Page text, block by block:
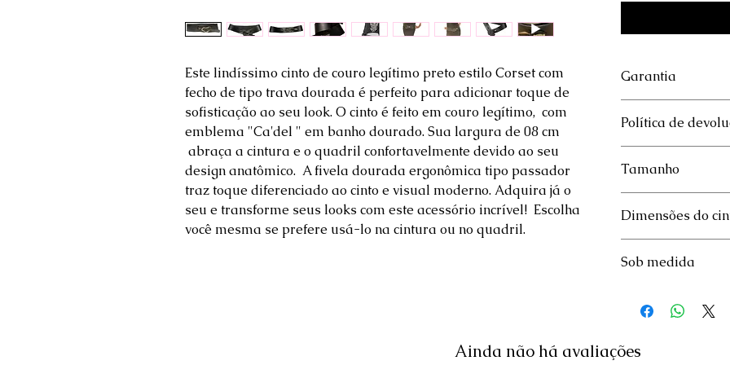
Este lindíssimo cinto de couro legítimo preto estilo Corset com
fecho de tipo trava dourada é perfeito para adicionar toque de
sofisticação ao seu look. O cinto é feito em couro legítimo, com
emblema "Ca'del " em banho dourado. Sua largura de 08 cm
abraça a cintura e o quadril confortavelmente devido ao seu
design anatômico. A fivela dourada ergonômica tipo passador
traz toque diferenciado ao cinto e visual moderno. Adquira já o
seu e transforme seus looks com este acessório incrível! Escolha
você mesma se prefere usá-lo na cintura ou no quadril.
Garantia
do produto
Política de
dias úteis. Para
Tamanho
cinto,clique aqui
Dimensões do
único , com 102 cm
Sob medida
favor nos informe:
Ainda não há avaliações